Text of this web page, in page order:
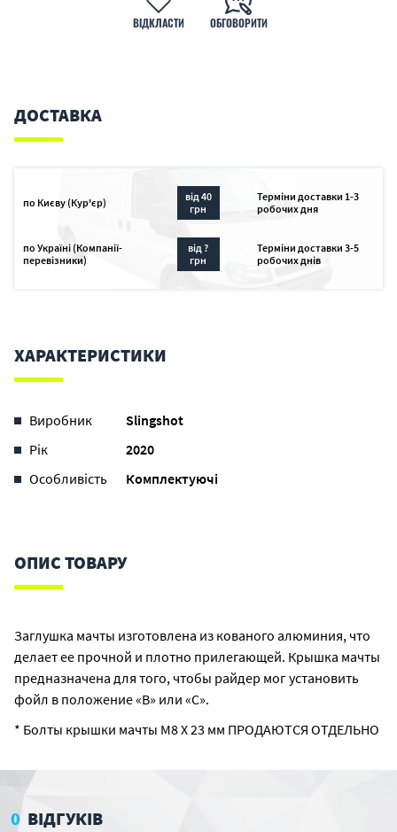
ВІДКЛАСТИ ОБГОВОРИТИ
ДОСТАВКА
по Києву (Кур'єр)
від 40
грн
Терміни доставки 1-3
робочих дня
по Україні (Компанії-
перевізники)
від ?
грн
Терміни доставки 3-5
робочих днів
ХАРАКТЕРИСТИКИ
Виробник
Slingshot
Рік
2020
Особливість
Комплектуючі
ОПИС ТОВАРУ
Заглушка мачты изготовлена ​​из кованого алюминия, что
делает ее прочной и плотно прилегающей. Крышка мачты
предназначена для того, чтобы райдер мог установить
фойл в положение «B» или «C».
* Болты крышки мачты M8 X 23 мм ПРОДАЮТСЯ ОТДЕЛЬНО
0 ВІДГУКІВ